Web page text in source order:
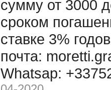
сумму от 3000
сроком
ставке 3%
почта:
Whatsap: